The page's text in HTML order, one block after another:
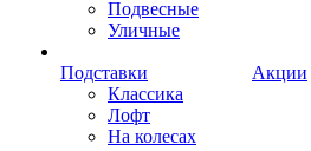
Подвесные
Уличные
Подставки
Классика
Лофт
На колесах
Акции